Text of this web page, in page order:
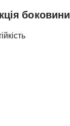
боковини